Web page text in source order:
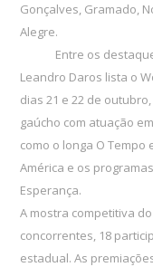
Gonçalves, Gramado,
Alegre.
Entre os
Leandro Daros lista o
dias 21 e 22 de
gaúcho com atuação
como o longa O Tempo
América e os
Esperança.
A mostra competitiva
concorrentes, 18
estadual. As